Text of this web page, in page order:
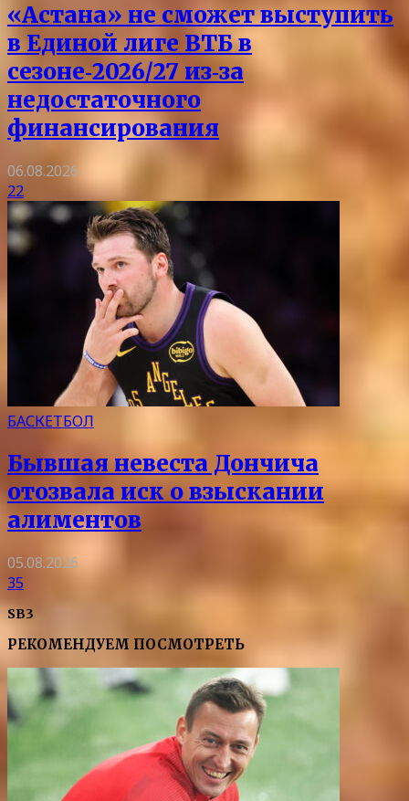
«Астана» не сможет выступить
в Единой лиге ВТБ в
сезоне‑2026/27 из‑за
недостаточного
финансирования
06.08.2026
22
БАСКЕТБОЛ
Бывшая невеста Дончича
отозвала иск о взыскании
алиментов
05.08.2026
35
SB3
РЕКОМЕНДУЕМ ПОСМОТРЕТЬ